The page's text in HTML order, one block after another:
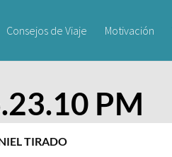
Consejos de Viaje Motivación
PM
TIRADO